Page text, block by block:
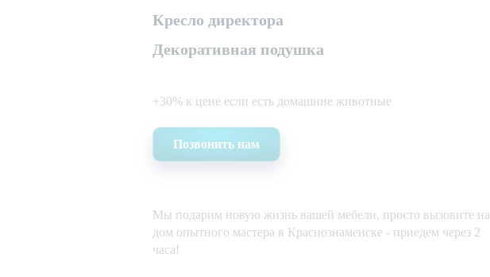
Кресло директора
Декоративная подушка
+30% к цене если есть домашние животные
Позвонить нам
Мы подарим новую жизнь вашей мебели, просто вызовите на
дом опытного мастера в Краснознаменске - приедем через 2
часа!